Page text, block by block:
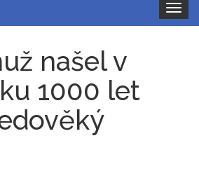
Toggle
našel v
1000 let